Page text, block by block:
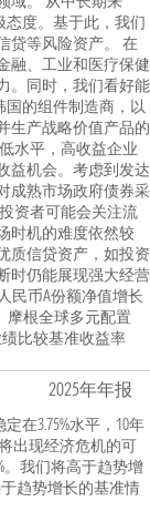
态度。基于此，我们
贷等风险资产。 在
融、工业和医疗保健
。同时，我们看好能
国的组件制造商，以
生产战略价值产品的
水平，高收益企业
益机会。考虑到发达
成熟市场政府债券采
资者可能会关注流
时机的难度依然较
质信贷资产，如投资
时仍能展现强大经营
民币A份额净值增长
摩根全球多元配置
绩比较基准收益率
2025年年报
在3.75%水平，10年
出现经济危机的可
。我们将高于趋势增
趋势增长的基准情